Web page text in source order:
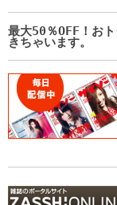
最大50％OFF！お
きちゃいます。